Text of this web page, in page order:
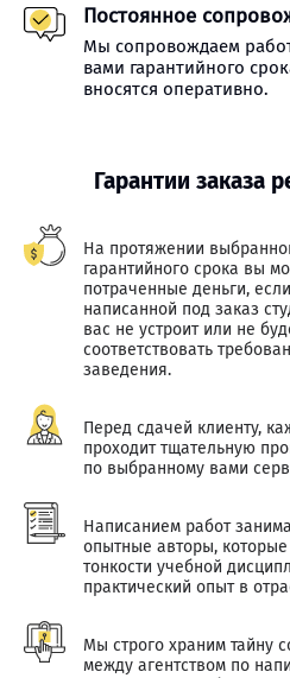
Постоянное
Мы сопровождаем
вами гарантийного
вносятся оперативно.
Гарантии заказа
На протяжении
гарантийного срока вы
потраченные деньги,
написанной под заказ
вас не устроит или не
соответствовать
заведения.
Перед сдачей клиенту,
проходит тщательную
по выбранному вами
Написанием работ
опытные авторы,
тонкости учебной
практический опыт в
Мы строго храним тайну
между агентством по